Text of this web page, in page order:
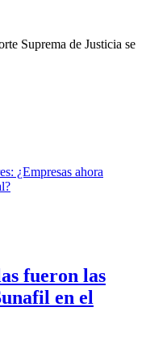
Suprema de Justicia se
fueron las
en el